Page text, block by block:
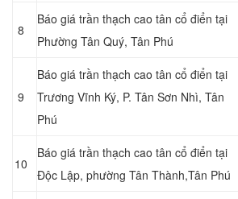
8
Báo giá trần thạch cao tân cổ điển tại
Phường Tân Quý, Tân Phú
9
Báo giá trần thạch cao tân cổ điển tại
Trương Vĩnh Ký, P. Tân Sơn Nhì, Tân
Phú
10
Báo giá trần thạch cao tân cổ điển tại
Độc Lập, phường Tân Thành,Tân Phú